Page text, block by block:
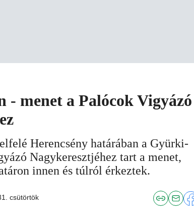
- menet a Palócok Vigyázó
Herencsény határában a Gyürki-
Nagykeresztjéhez tart a menet,
innen és túlról érkeztek.
csütörtök